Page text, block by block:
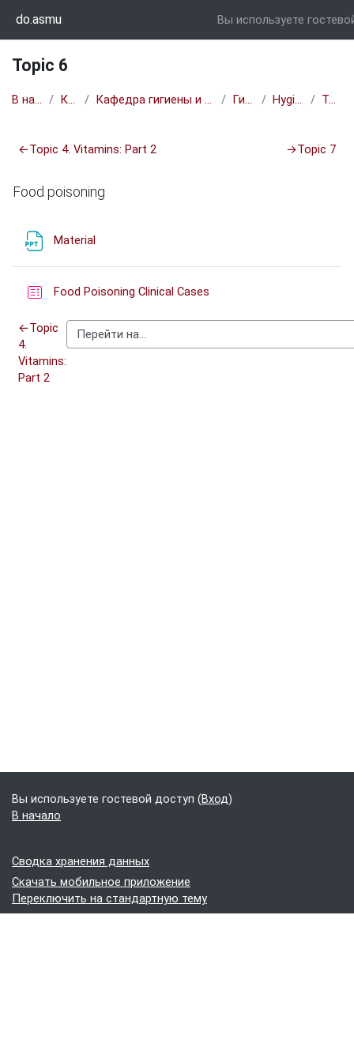
do.asmu Вы используете
Topic 6
В начало Курсы Кафедра гигиены и основ экологии Гигиена Hygiene DF Topic 6
Section outline
←Topic 4. Vitamins: Part 2 →Topic 7
Food poisoning
Material
Food Poisoning Clinical Cases
←Topic
4.
Vitamins:
Part 2
Вы используете гостевой доступ (Вход)
В начало
Сводка хранения данных
Скачать мобильное приложение
Переключить на стандартную тему